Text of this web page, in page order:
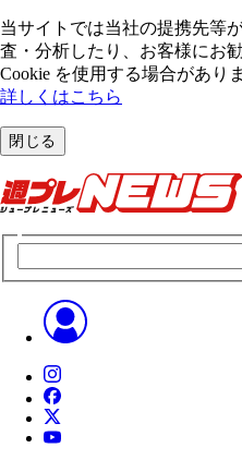
当サイトでは当社の提携先等
査・分析したり、お客様にお
Cookie を使⽤する場合があり
詳しくはこちら
閉じる